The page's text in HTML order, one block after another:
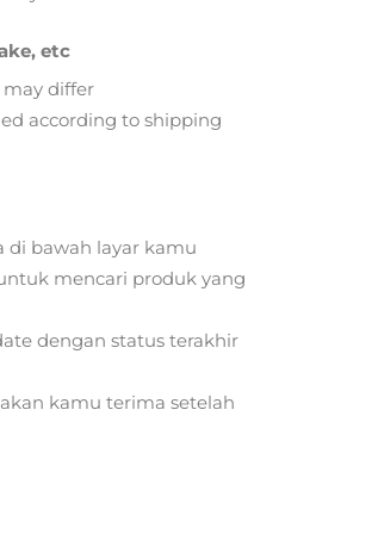
etc
differ
according to shipping
di bawah layar kamu
mencari produk yang
dengan status terakhir
kamu terima setelah